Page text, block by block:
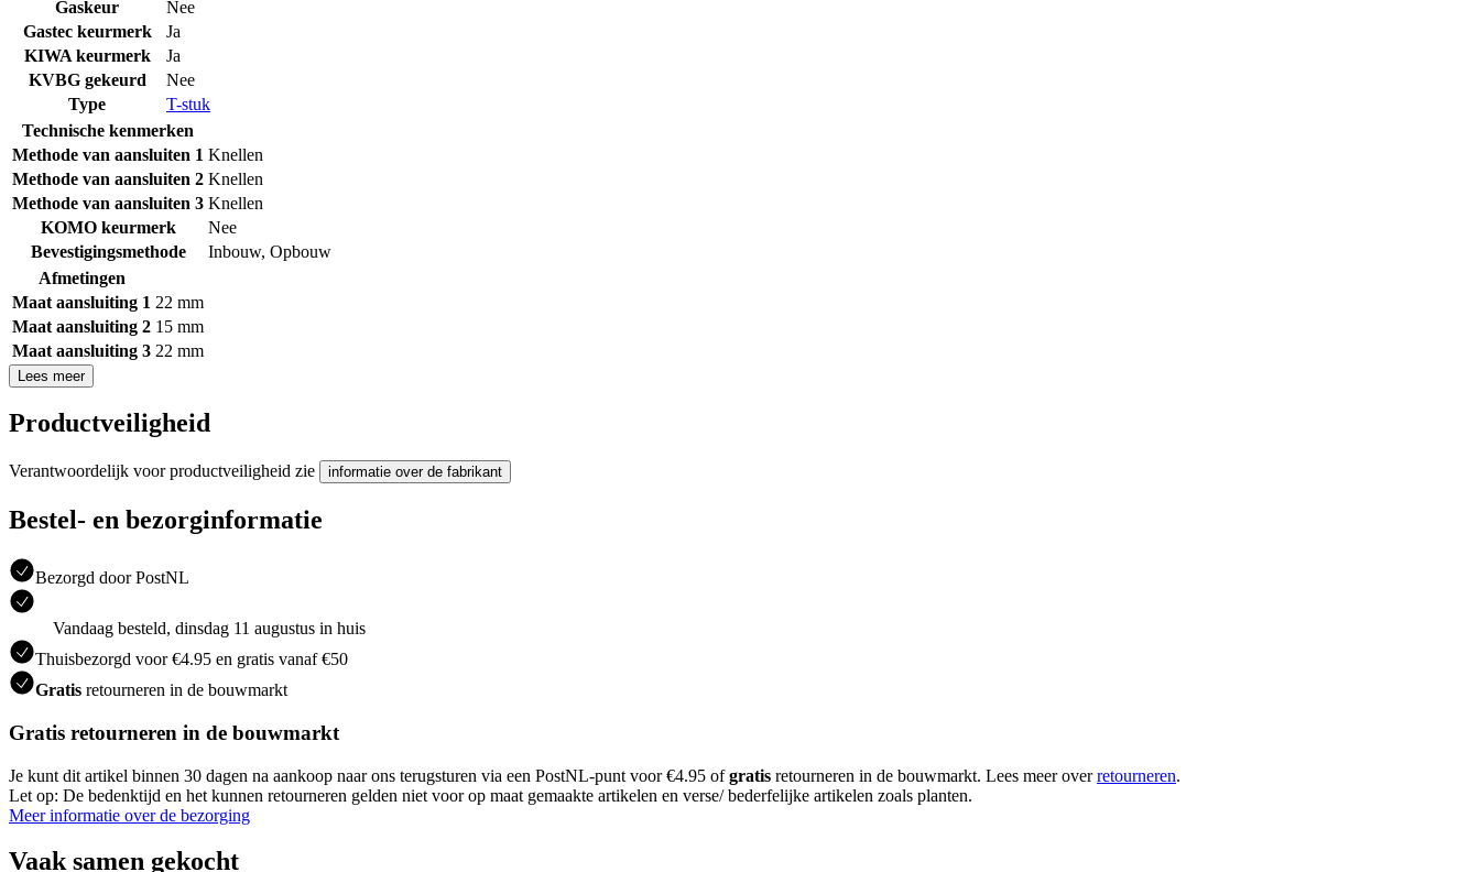
Gaskeur
Nee
Gastec keurmerk
Ja
KIWA keurmerk
Ja
KVBG gekeurd
Nee
Type
T-stuk
Technische kenmerken
Methode van aansluiten 1 Knellen
Methode van aansluiten 2 Knellen
Methode van aansluiten 3 Knellen
KOMO keurmerk
Nee
Bevestigingsmethode
Inbouw, Opbouw
Afmetingen
Maat aansluiting 1 22 mm
Maat aansluiting 2 15 mm
Maat aansluiting 3 22 mm
Lees meer
Productveiligheid
Verantwoordelijk voor productveiligheid zie informatie over de fabrikant
Bestel- en bezorginformatie
Bezorgd door PostNL
Vandaag besteld, dinsdag 11 augustus in huis
Thuisbezorgd voor €4.95 en gratis vanaf €50
Gratis retourneren in de bouwmarkt
Gratis retourneren in de bouwmarkt
Je kunt dit artikel binnen 30 dagen na aankoop naar ons terugsturen via een PostNL-punt voor €4.95 ofgratis retourneren in de bouwmarkt. Lees meer overretourneren.
Let op: De bedenktijd en het kunnen retourneren gelden niet voor op maat gemaakte artikelen en verse/ bederfelijke artikelen zoals planten.
Meer informatie over de bezorging
Vaak samen gekocht